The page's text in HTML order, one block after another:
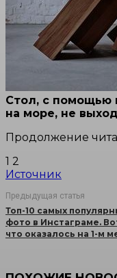
Стол, с помощью
на море, не
Продолжение
1 2
Источник
Предыдущая статья
Топ-10 самых
фото в Инстаграме.
что оказалось на 1-м